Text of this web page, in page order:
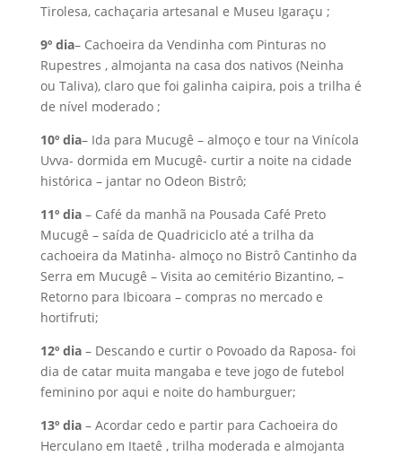
Tirolesa, cachaçaria artesanal e Museu Igaraçu ;
9º dia– Cachoeira da Vendinha com Pinturas no
Rupestres , almojanta na casa dos nativos (Neinha
ou Taliva), claro que foi galinha caipira, pois a trilha é
de nível moderado ;
10º dia– Ida para Mucugê – almoço e tour na Vinícola
Uvva- dormida em Mucugê- curtir a noite na cidade
histórica – jantar no Odeon Bistrô;
11º dia – Café da manhã na Pousada Café Preto
Mucugê – saída de Quadriciclo até a trilha da
cachoeira da Matinha- almoço no Bistrô Cantinho da
Serra em Mucugê – Visita ao cemitério Bizantino, –
Retorno para Ibicoara – compras no mercado e
hortifruti;
12º dia– Descando e curtir o Povoado da Raposa- foi
dia de catar muita mangaba e teve jogo de futebol
feminino por aqui e noite do hamburguer;
13º dia– Acordar cedo e partir para Cachoeira do
Herculano em Itaetê , trilha moderada e almojanta